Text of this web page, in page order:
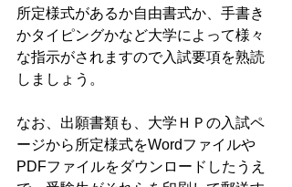
所定様式があるか自由書式か、手書き
かタイピングかなど大学によって様々
な指示がされますので入試要項を熟読
しましょう。
なお、出願書類も、大学ＨＰの入試ペ
ージから所定様式をWordファイルや
PDFファイルをダウンロードしたうえ